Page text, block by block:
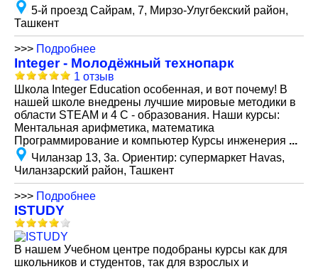
5-й проезд Сайрам, 7, Мирзо-Улугбекский район,
Ташкент
>>> Подробнее
Integer - Молодёжный технопарк
1 отзыв
Школа Integer Education особенная, и вот почему! В
нашей школе внедрены лучшие мировые методики в
области STEAM и 4 C - образования. Наши курсы:
Ментальная арифметика, математика
Программирование и компьютер Курсы инженерия ...
Чиланзар 13, 3а. Ориентир: супермаркет Havas,
Чиланзарский район, Ташкент
>>> Подробнее
ISTUDY
В нашем Учебном центре подобраны курсы как для
школьников и студентов, так для взрослых и